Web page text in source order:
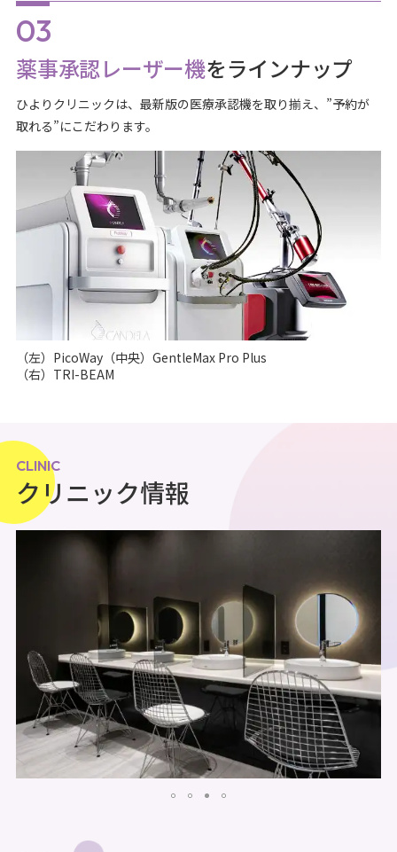
薬事承認レーザー機をラインナップ
ひよりクリニックは、最新版の医療承認機を取り揃え、”予約が
取れる”にこだわります。
（左）PicoWay（中央）GentleMax Pro Plus
（右）TRI-BEAM
CLINIC
クリニック情報